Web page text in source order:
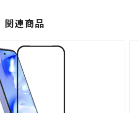
関連商品